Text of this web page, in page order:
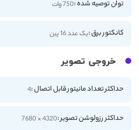
توان توصیه شده :750 وات
کانکتور برق :یک عدد 16 پین
خروجی تصویر
حداکثر تعداد مانیتور قابل اتصال :4
حداکثر رزولوشن تصویر :4320 × 7680